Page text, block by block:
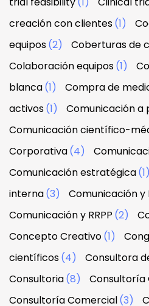
creación con clientes(1)
equipos(2) Coberturas de
Colaboración equipos(1)
blanca(1) Compra de
activos(1) Comunicación a
Comunicación científico-
Corporativa(4)
Comunicación estratégica(1)
interna(3) Comunicación
Comunicación y RRPP (2)
Concepto Creativo(1)
científicos(4) Consultora
Consultoria(8) Consultoría
Consultoría Comercial(3)